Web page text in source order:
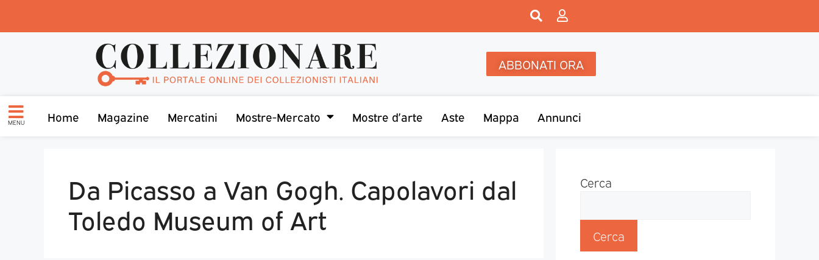
ABBONATI ORA
MENU Home Magazine Mercatini Mostre-Mercato Mostre d’arte Aste Mappa Annunci
Da Picasso a Van Gogh. Capolavori dal
Toledo Museum of Art
Cerca
Cerca